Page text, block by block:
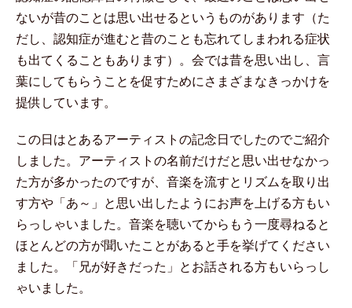
ないが昔のことは思い出せるというものがあります（た
だし、認知症が進むと昔のことも忘れてしまわれる症状
も出てくることもあります）。会では昔を思い出し、言
葉にしてもらうことを促すためにさまざまなきっかけを
提供しています。
この日はとあるアーティストの記念日でしたのでご紹介
しました。アーティストの名前だけだと思い出せなかっ
た方が多かったのですが、音楽を流すとリズムを取り出
す方や「あ～」と思い出したようにお声を上げる方もい
らっしゃいました。音楽を聴いてからもう一度尋ねると
ほとんどの方が聞いたことがあると手を挙げてください
ました。「兄が好きだった」とお話される方もいらっし
ゃいました。